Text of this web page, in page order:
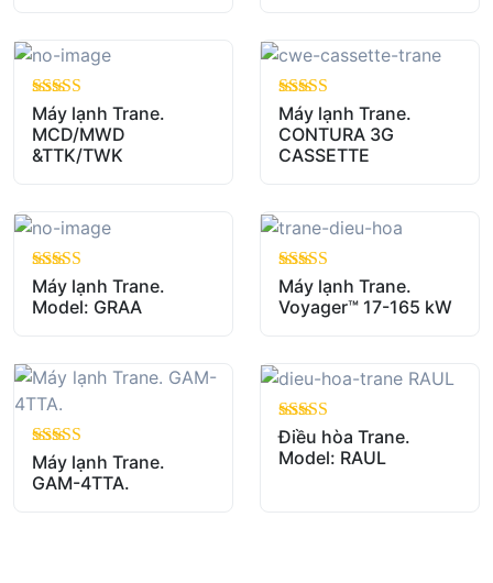
out of 5
Máy lạnh Trane.
MCD/MWD
&TTK/TWK
out of 5
Máy lạnh Trane.
CONTURA 3G
CASSETTE
out of 5
Máy lạnh Trane.
Model: GRAA
out of 5
Máy lạnh Trane.
Voyager™ 17-165 kW
out of 5
Máy lạnh Trane.
GAM-4TTA.
out of 5
Điều hòa Trane.
Model: RAUL